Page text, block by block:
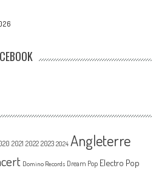
2021 2022 2023 2024 Angleterre
Domino Records Dream Pop Electro Pop